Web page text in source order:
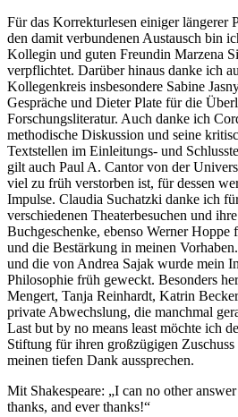
Für das Korrekturlesen einiger längerer
den damit verbundenen Austausch bin
Kollegin und guten Freundin Marzena
verpflichtet. Darüber hinaus danke ich
Kollegenkreis insbesondere Sabine
Gespräche und Dieter Plate für die
Forschungsliteratur. Auch danke ich
methodische Diskussion und seine
Textstellen im Einleitungs- und
gilt auch Paul A. Cantor von der
viel zu früh verstorben ist, für dessen
Impulse. Claudia Suchatzki danke ich
verschiedenen Theaterbesuchen und
Buchgeschenke, ebenso Werner Hoppe
und die Bestärkung in meinen
und die von Andrea Sajak wurde mein
Philosophie früh geweckt. Besonders
Mengert, Tanja Reinhardt, Katrin
private Abwechslung, die manchmal
Last but by no means least möchte ich
Stiftung für ihren großzügigen
meinen tiefen Dank aussprechen.
Mit Shakespeare: „I can no other
thanks, and ever thanks!“